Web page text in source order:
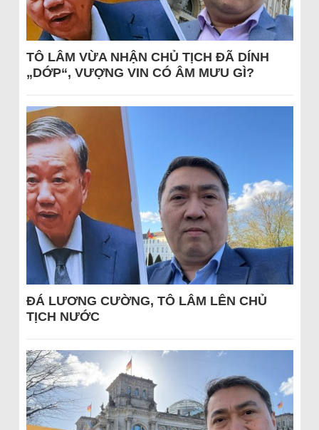
TÔ LÂM VỪA NHẬN CHỦ TỊCH ĐÃ DÍNH
„DỚP“, VƯỢNG VIN CÓ ÂM MƯU GÌ?
ĐÁ LƯƠNG CƯỜNG, TÔ LÂM LÊN CHỦ
TỊCH NƯỚC